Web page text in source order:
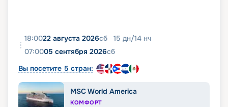
18:0022 августа 2026сб 15 дн/14 нч
07:0005 сентября 2026сб
Вы посетите 5 стран:
MSC World America
КОМФОРТ